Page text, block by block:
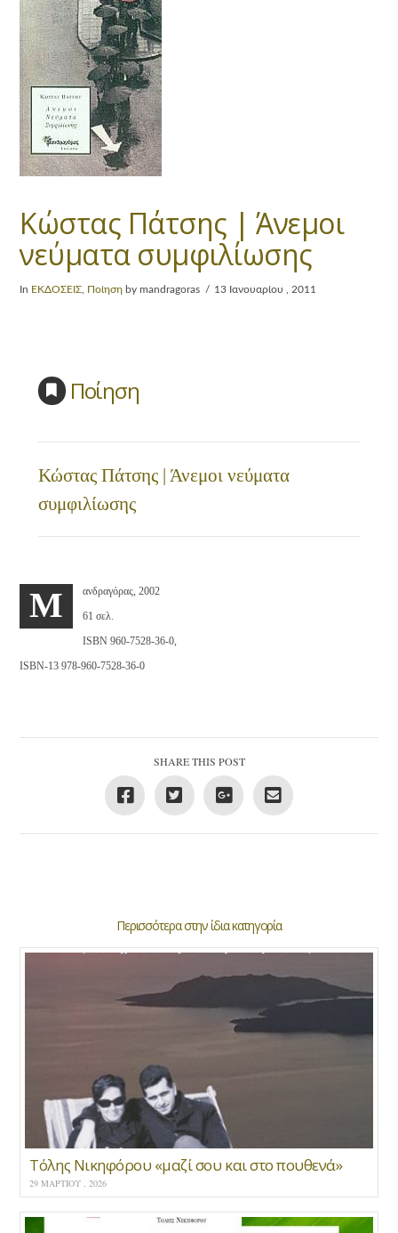
Κώστας Πάτσης | Άνεμοι
νεύματα συμφιλίωσης
In ΕΚΔΟΣΕΙΣ Ποίηση by mandragoras 13 Ιανουαρίου , 2011
Ποίηση
Κώστας Πάτσης | Άνεμοι νεύματα
συμφιλίωσης
M
ανδραγόρας, 2002
61 σελ.
ISBN 960-7528-36-0,
ISBN-13 978-960-7528-36-0
SHARE THIS POST
Περισσότερα στην ίδια κατηγορία
Τόλης Νικηφόρου «μαζί σου και στο πουθενά»
29 ΜΑΡΤΊΟΥ , 2026